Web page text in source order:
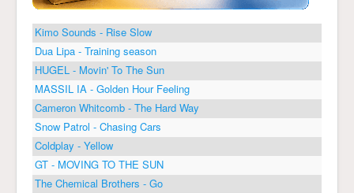
Kimo Sounds - Rise Slow
Dua Lipa - Training season
HUGEL - Movin' To The Sun
MASSIL IA - Golden Hour Feeling
Cameron Whitcomb - The Hard Way
Snow Patrol - Chasing Cars
Coldplay - Yellow
GT - MOVING TO THE SUN
The Chemical Brothers - Go